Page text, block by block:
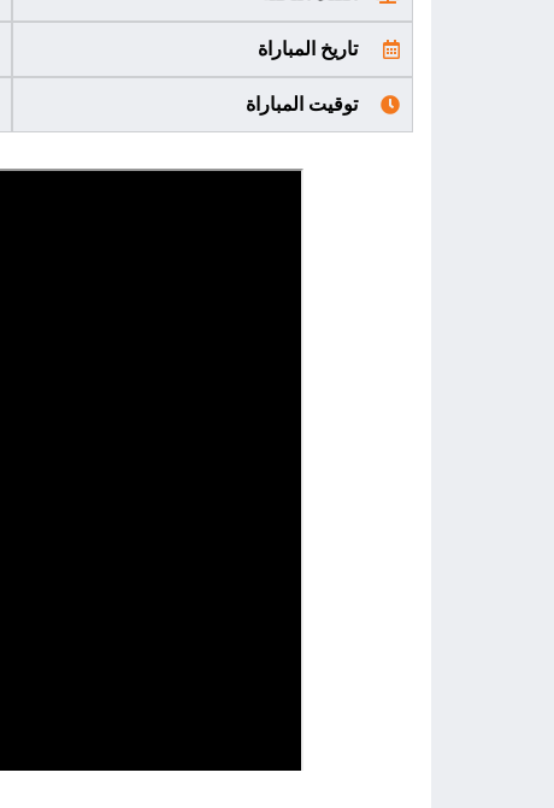
تاريخ المباراة
توقيت المباراة